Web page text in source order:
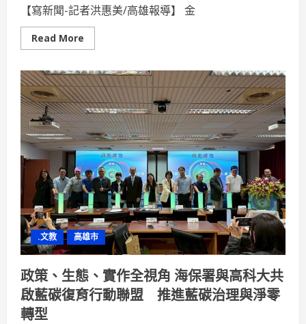
繹
不
絕
【寫新聞-記者洪惠美/高雄報導】 金
Read More
more
屬
中
心
從
研
發
到
臨
床
推
動
國
產
數
位
醫
材
落
地
應
用
交
流
會
成
.文教 高雄市
政策、生態、實作全視角 海保署與高科大共
啟藍碳復育行動聯盟 推進藍碳治理與淨零
轉型